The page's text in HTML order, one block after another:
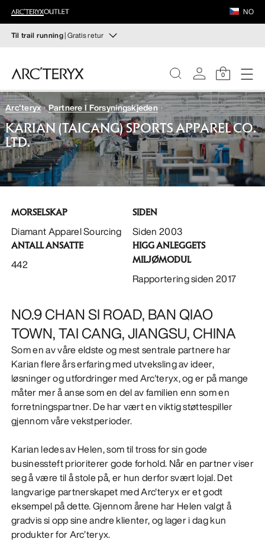
NO
Til trail running| Gratis retur
Sett sammen ditt trail running-kit — fra topp til tå
Kjøp til Dame Kjøp til Herre
Gratis retur
Har du ombestemt deg? Returner kvalifiserte varer innen
30 dager.Start en gratis retur.
0
DAME
HERRE
FOTTØY
UTSTYR
VEILANCE
UTSTYR
VEILANCE
OPPDAG
Arc'teryx Partnere I Forsyningskjeden
KARIAN (TAICANG) SPORTS APPAREL CO.
LTD.
MORSELSKAP
Diamant Apparel Sourcing
SIDEN
Siden 2003
ANTALL ANSATTE
442
HIGG ANLEGGETS
MILJØMODUL
Rapportering siden 2017
NO.9 CHAN SI ROAD, BAN QIAO
TOWN, TAI CANG, JIANGSU, CHINA
Som en av våre eldste og mest sentrale partnere har
Karian flere års erfaring med utveksling av ideer,
løsninger og utfordringer med Arc'teryx, og er på mange
måter mer å anse som en del av familien enn som en
forretningspartner. De har vært en viktig støttespiller
gjennom våre vekstperioder.
Karian ledes av Helen, som til tross for sin gode
businessteft prioriterer gode forhold. Når en partner viser
seg å være til å stole på, er hun derfor svært lojal. Det
langvarige partnerskapet med Arc'teryx er et godt
eksempel på dette. Gjennom årene har Helen valgt å
gradvis si opp sine andre klienter, og lager i dag kun
produkter for Arc’teryx.